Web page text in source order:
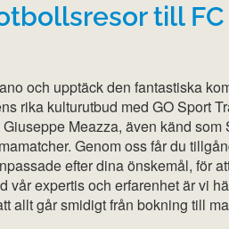
till FC
och upptäck den fantastiska
rika kulturutbud med GO Sport
Meazza, även känd som
Genom oss får du
efter dina önskemål, för
vår expertis och erfarenhet är vi
allt går smidigt från bokning till